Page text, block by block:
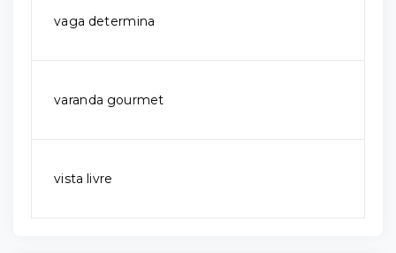
vaga determina
varanda gourmet
vista livre